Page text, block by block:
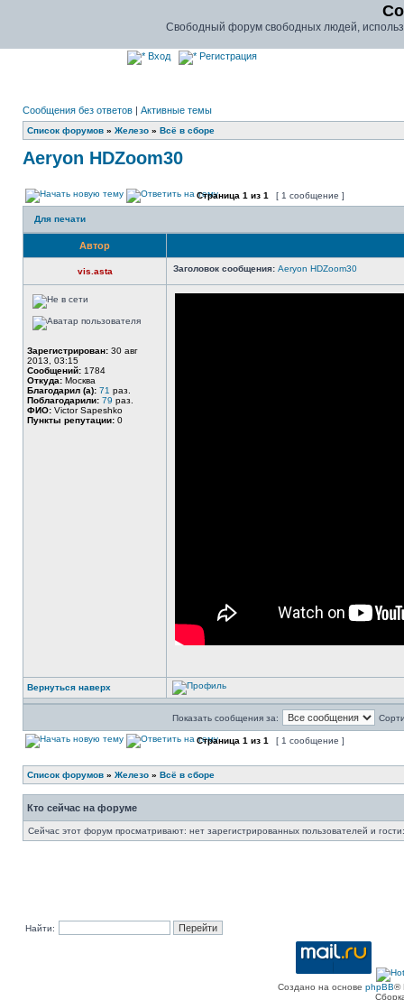
Свободный форум свободных людей,
Вход Регистрация
Сообщения без ответов | Активные темы
Список форумов » Железо » Всё в сборе
Aeryon HDZoom30
Страница 1 из 1 [ 1 сообщение ]
Для печати
Автор
vis.asta Заголовок сообщения: Aeryon HDZoom30
Зарегистрирован: 30 авг
2013, 03:15
Сообщений: 1784
Откуда: Москва
Благодарил (а): 71 раз.
Поблагодарили: 79 раз.
ФИО: Victor Sapeshko
Пункты репутации: 0
Вернуться наверх
Показать сообщения за:
Страница 1 из 1 [ 1 сообщение ]
Список форумов » Железо » Всё в сборе
Кто сейчас на форуме
Сейчас этот форум просматривают: нет зарегистрированных пользователей и
Найти:
Создано на основе phpBB®